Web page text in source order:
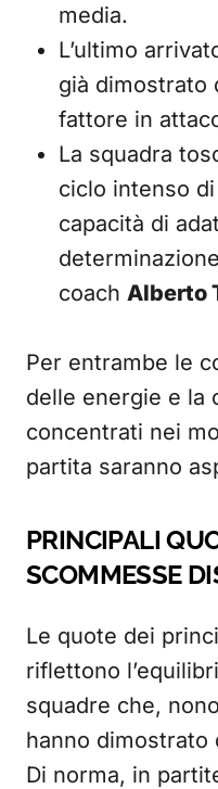
media.
L’ultimo
già dimostrato
fattore in
La squadra
ciclo intenso
capacità di
coach Alberto
Per entrambe le
delle energie e la
concentrati nei
partita saranno
PRINCIPALI
SCOMMESSE
Le quote dei
riflettono
squadre che,
hanno
Di norma, in